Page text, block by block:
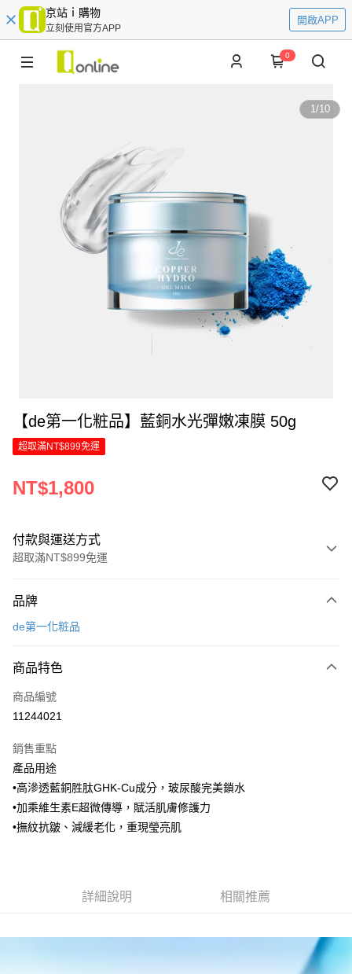
京站ｉ購物
立刻使用官方APP
開啟APP
0
1/10
【de第一化粧品】藍銅水光彈嫩凍膜 50g
超取滿NT$899免運
NT$1,800
付款與運送方式
超取滿NT$899免運
信用卡一次付款
Apple Pay
街口支付
Google Pay
全盈+PAY
大哥付你分期
相關說明
流程，驗證手機門號後，選擇欲分期的期數、繳款截止日，確認付款後即完
4.訂單成立30分鐘內，如未前往確認交易或遇審核未通過，訂單將自動取
消。如遇「轉專審核」未通過狀況，表示未達大哥付你分期系統評分，恕無
【關於「AFTEE先享後付」】
品牌
de第一化粧品
商品特色
商品編號
11244021
銷售重點
產品用途
•高滲透藍銅胜肽GHK-Cu成分，玻尿酸完美鎖水
•加乘維生素E超微傳導，賦活肌膚修護力
•撫紋抗皺、減緩老化，重現瑩亮肌
詳細說明 相關推薦